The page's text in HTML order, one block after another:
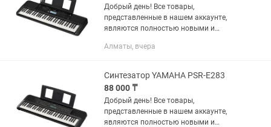
Добрый день! Все товары,
представленные в нашем аккаунте,
являются полностью новыми и
категории «Уценка»: во время
повредиться...
Алматы, вчера
Синтезатор YAMAHA PSR-E283
88 000 ₸
Добрый день! Все товары,
представленные в нашем аккаунте,
являются полностью новыми и